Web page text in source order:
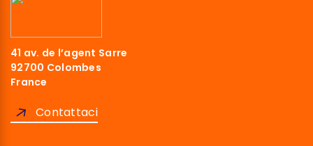
41 av. de l’agent Sarre
92700 Colombes
France
Contattaci